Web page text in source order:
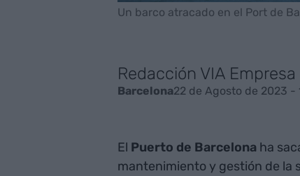
Un barco atracado en el Port de
Redacción VIA Empresa
Barcelona22 de Agosto de 2023 -
El Puerto de Barcelona ha
mantenimiento y gestión de la